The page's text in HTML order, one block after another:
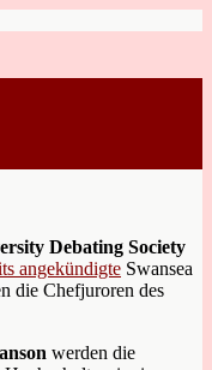
Debating Society
angekündigte Swansea
die Chefjuroren des
werden die